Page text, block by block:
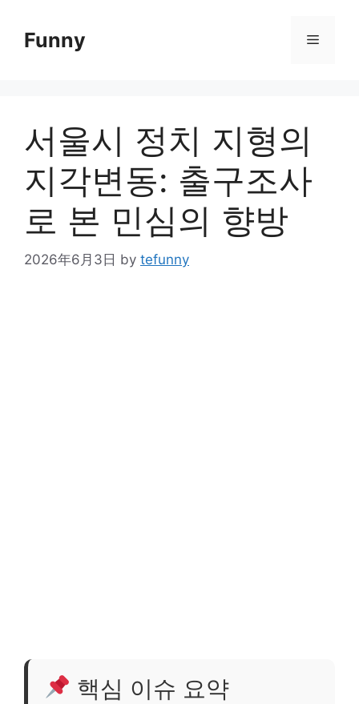
contentFunny Menu
서울시 정치 지형의
지각변동: 출구조사
로 본 민심의 향방
2026年6月3日 by tefunny
핵심 이슈 요약